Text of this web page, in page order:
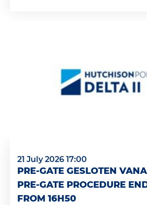
21 July 2026 17:00
PRE-GATE GESLOTEN
PRE-GATE PROCEDURE
FROM 16H50